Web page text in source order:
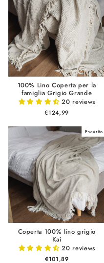
100% Lino Coperta per la
famiglia Grigio Grande
20 reviews
€124,99
Esaurito
Coperta 100% lino grigio
Kai
20 reviews
€101,89